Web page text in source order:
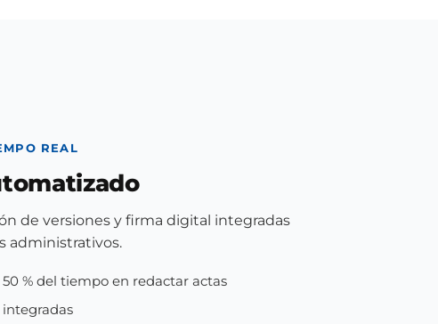
REAL
de versiones y firma digital integradas
administrativos.
% del tiempo en redactar actas